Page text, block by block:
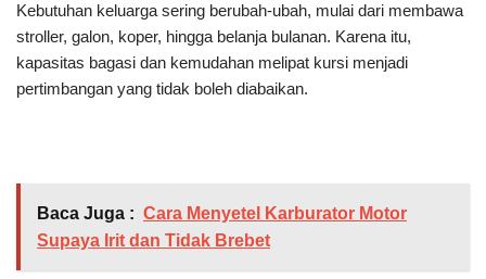
Kebutuhan keluarga sering berubah-ubah, mulai dari membawa
stroller, galon, koper, hingga belanja bulanan. Karena itu,
kapasitas bagasi dan kemudahan melipat kursi menjadi
pertimbangan yang tidak boleh diabaikan.
Baca Juga : Cara Menyetel Karburator Motor
Supaya Irit dan Tidak Brebet